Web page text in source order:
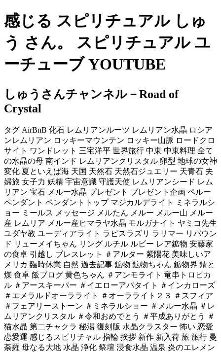
感じる スピリチュアル しゅ
う さん。 スピリチュアル ユ
ーチューブ YOUTUBE
しゅうさんチャンネル－Road of
Crystal
タグ AirBnB 化石 レムリアンルーツ レムリアン水晶 ロシア
ンレムリアン ロッキーマウンテン ロッキー山脈 ロードクロ
サイト ワンドレット 三宅洋平 世界旅行 中東 中東料理 全て
の水晶の母 南インド レムリアンクリスタル 卵型 地球の女神
変化 夏といえば海 天国 天然石 天然石ジュエリー 天青石 夫
婦旅 女子力 妖精 宇宙意識 守護天使 レムリアンシード レム
リアン 宝石 メルー水晶 プレゼント プレゼント企画 ペルー
ペンダント ペンダントトップ マジカルデライト ミネラルシ
ョー ミールス メッセージ メルたん メルー メルー山 メルー
産 レムリア メルー産ヒマラヤ水晶 モルガナイト ヤミコ先生
ユダヤ教 ユーディアライト ラピスラズリ ラリマー リバウン
ド リューメイちゃん リング ルチル ルビー レア鉱物 安藤家
の食卓 引越し ブレスレット ＃アルター 紫陽花 美味しいア
メリカ 臨時休業 自然 過去記事 鉱物 鉱物ちゃん 鉱物界 錆と
煤 食卓 飯ブログ 黄色ちゃん ＃アンモライト 竜串トロピカ
ル ＃アースキーパー ＃イエローアパタイト ＃インカローズ
＃エメラルドオーラライト ＃オーラライト２３ ＃スフィア
＃フェアリーストーン ＃ミネラルショー ＃メルー水晶 ＃レ
ムリアンクリスタル ＃令和おめでとう ＃平成ありがとう ＃
猫水晶 第二チャクラ 秘湯 復刻版 水晶クラスター 怖い 恋愛
恋愛運 感じるスピリチャル 指輪 挨拶 新作 新入荷 旅 旅行 曼
荼羅 母なる大地 水晶 浄化 祭壇 浸食水晶 温泉 炎のエレメン